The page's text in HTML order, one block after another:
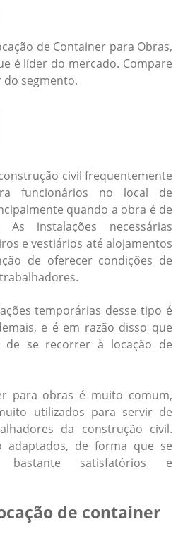
de Container para Obras,
é líder do mercado. Compare
do segmento.
civil frequentemente
funcionários no local de
quando a obra é de
As instalações necessárias
e vestiários até alojamentos
de oferecer condições de
temporárias desse tipo é
e é em razão disso que
de se recorrer à locação de
para obras é muito comum,
utilizados para servir de
da construção civil.
adaptados, de forma que se
bastante satisfatórios e
de container